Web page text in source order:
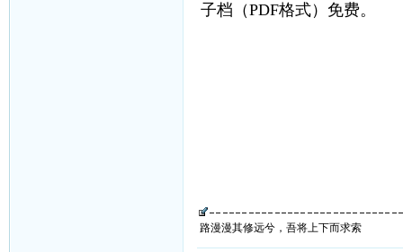
子档（PDF格式）免费。
路漫漫其修远兮，吾将上下而求索